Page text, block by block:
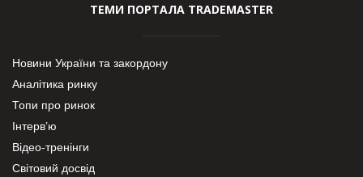
ТЕМИ ПОРТАЛА TRADEMASTER
Новини України та закордону
Аналітика ринку
Топи про ринок
Інтерв’ю
Відео-тренінги
Світовий досвід